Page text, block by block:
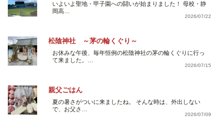
いよいよ聖地・甲子園への闘いが始まりました！ 母校・静
岡高…
2026/07/22
松陰神社 ～茅の輪くぐり～
お休みな午後、毎年恒例の松陰神社の茅の輪くぐりに行っ
て来ました。…
2026/07/15
親父ごはん
夏の暑さがついに来ましたね。 そんな時は、外出しない
で、お父さ…
2026/07/09